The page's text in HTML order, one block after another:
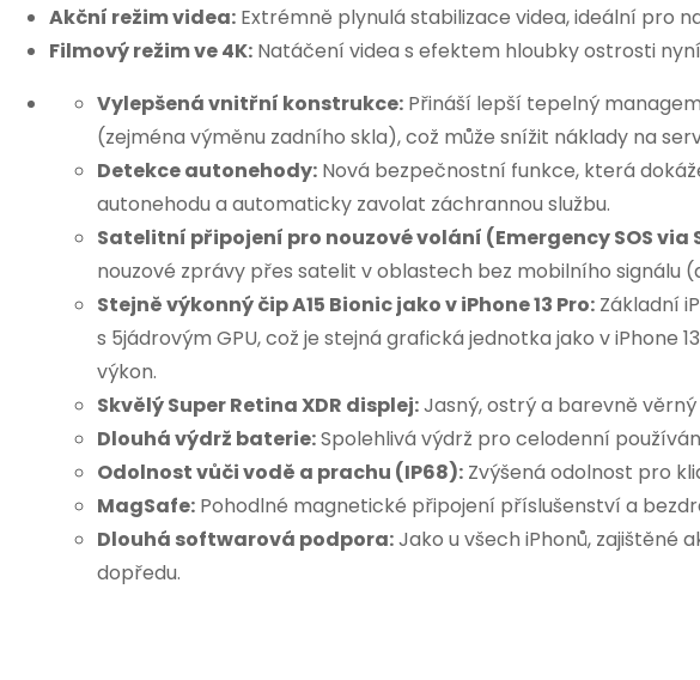
Akční režim videa: Extrémně plynulá stabilizace videa, ideální pro
Filmový režim ve 4K: Natáčení videa s efektem hloubky ostrosti
Vylepšená vnitřní konstrukce: Přináší lepší tepelný
(zejména výměnu zadního skla), což může snížit náklady na
Detekce autonehody: Nová bezpečnostní funkce, která
autonehodu a automaticky zavolat záchrannou službu.
Satelitní připojení pro nouzové volání (Emergency SOS via
nouzové zprávy přes satelit v oblastech bez mobilního signálu
Stejně výkonný čip A15 Bionic jako v iPhone 13 Pro: Základní
s 5jádrovým GPU, což je stejná grafická jednotka jako v iPhone
výkon.
Skvělý Super Retina XDR displej:Jasný, ostrý a barevně věrný
Dlouhá výdrž baterie:Spolehlivá výdrž pro celodenní
Odolnost vůči vodě a prachu (IP68): Zvýšená odolnost pro
MagSafe: Pohodlné magnetické připojení příslušenství a
Dlouhá softwarová podpora:Jako u všech iPhonů, zajištěné
dopředu.